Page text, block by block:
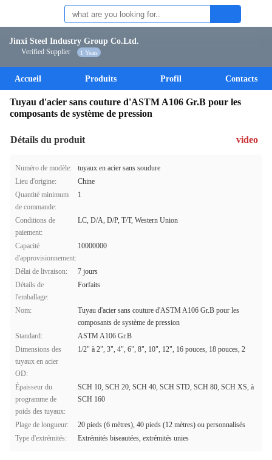
Jinxi Steel Industry Group Co.Ltd.
Verified Supplier 1 Years
Accueil Produits Profil Contacts
Tuyau d'acier sans couture d'ASTM A106 Gr.B pour les
composants de système de pression
Détails du produit video
Numéro de modèle:
tuyaux en acier sans soudure
Lieu d'origine:
Chine
Quantité minimum
de commande:
1
Conditions de
paiement:
LC, D/A, D/P, T/T, Western Union
Capacité
d'approvisionnement:
10000000
Délai de livraison:
7 jours
Détails de
l'emballage:
Forfaits
Nom:
Tuyau d'acier sans couture d'ASTM A106 Gr.B pour les
composants de système de pression
Standard:
ASTM A106 Gr.B
Dimensions des
tuyaux en acier
OD:
1/2" à 2", 3", 4", 6", 8", 10", 12", 16 pouces, 18 pouces, 2
Épaisseur du
programme de
poids des tuyaux:
SCH 10, SCH 20, SCH 40, SCH STD, SCH 80, SCH XS, à
SCH 160
Plage de longueur:
20 pieds (6 mètres), 40 pieds (12 mètres) ou personnalisés
Type d'extrémités:
Extrémités biseautées, extrémités unies